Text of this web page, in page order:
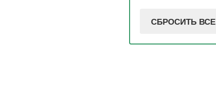
СБРОСИТЬ ВСЕ